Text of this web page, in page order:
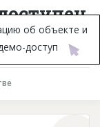
об объекте и
доступ